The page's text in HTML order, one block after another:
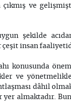
ve
şekilde
çeşit insan
konusunda
ve
dâhil
almaktadır.